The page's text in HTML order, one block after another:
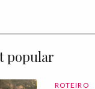
popular
ROTEIRO